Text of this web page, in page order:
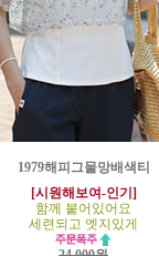
1979해피그물망배색티
[시원해보여-인기]
함께 붙어있어요
세련되고 엣지있게